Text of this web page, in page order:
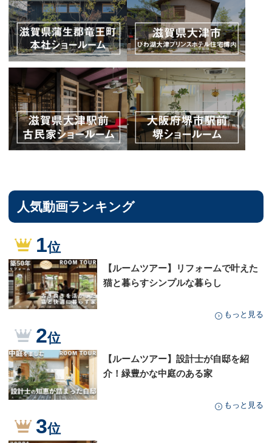
人気動画ランキング
1位
【ルームツアー】リフォームで叶えた
猫と暮らすシンプルな暮らし
もっと見る
2位
【ルームツアー】設計士が自邸を紹
介！緑豊かな中庭のある家
もっと見る
3位